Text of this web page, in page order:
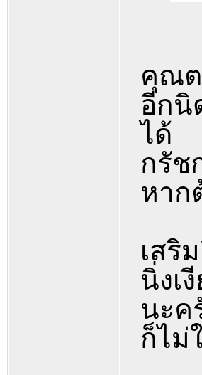
คุณต
อีกนิ
ได้
กรัช
หาก
เสริ
นิ่งเ
นะค
ก็ไม่